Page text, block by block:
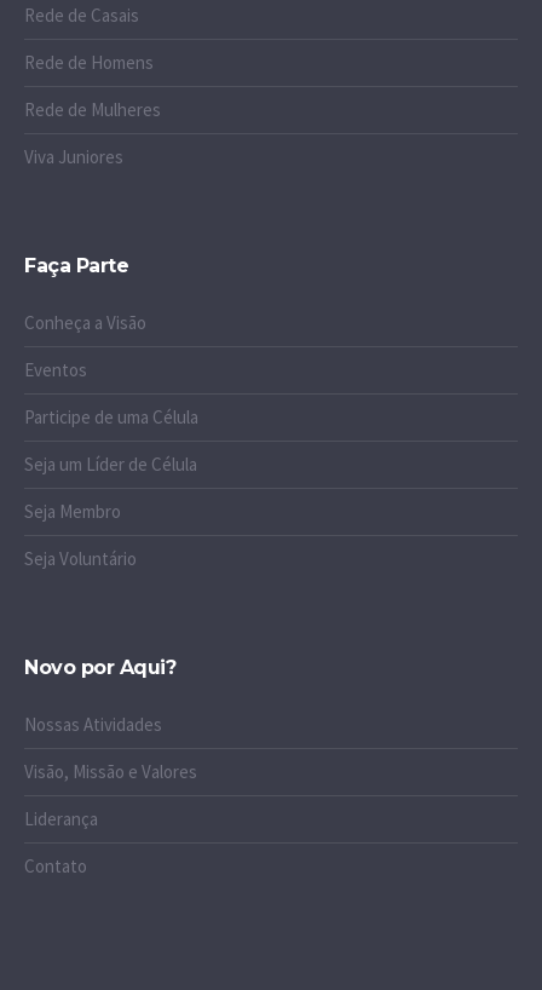
Rede de Casais
Rede de Homens
Rede de Mulheres
Viva Juniores
Faça Parte
Conheça a Visão
Eventos
Participe de uma Célula
Seja um Líder de Célula
Seja Membro
Seja Voluntário
Novo por Aqui?
Nossas Atividades
Visão, Missão e Valores
Liderança
Contato